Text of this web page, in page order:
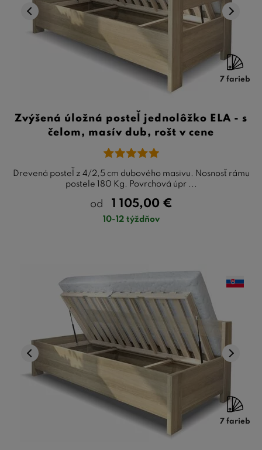
7 farieb
Zvýšená úložná posteľ jednolôžko ELA - s
čelom, masív dub, rošt v cene
Drevená posteľ z 4/2,5 cm dubového masivu. Nosnosť rámu
postele 180 Kg. Povrchová úpr ...
od 1 105,00 €
10-12 týždňov
7 farieb